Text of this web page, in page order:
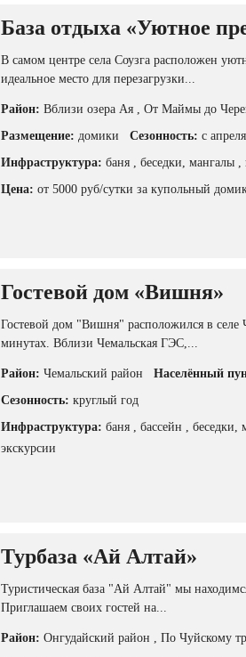
База отдыха «Уютное
В самом центре села Соузга расположен
идеальное место для перезагрузки...
Район: Вблизи озера Ая , От Маймы до
Размещение: домики Сезонность: с
Инфраструктура: баня , беседки, мангалы ,
Цена: от 5000 руб/сутки за купольный
Гостевой дом «Вишня»
Гостевой дом "Вишня" расположился в селе
минутах. Вблизи Чемальская ГЭС,...
Район: Чемальский район Населённый
Сезонность: круглый год
Инфраструктура: баня , бассейн , беседки,
экскурсии
Турбаза «Ай Алтай»
Туристическая база "Ай Алтай" мы
Приглашаем своих гостей на...
Район: Онгудайский район , По Чуйскому